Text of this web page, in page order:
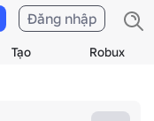
Tạo Robux
Đăng nhập